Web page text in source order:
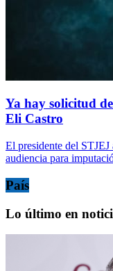
Ya hay solicitud
Eli Castro
El presidente del
audiencia para
País
Lo último en